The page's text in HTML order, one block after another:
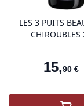
LES 3 PUITS
CHIROUBLES
15,90 €